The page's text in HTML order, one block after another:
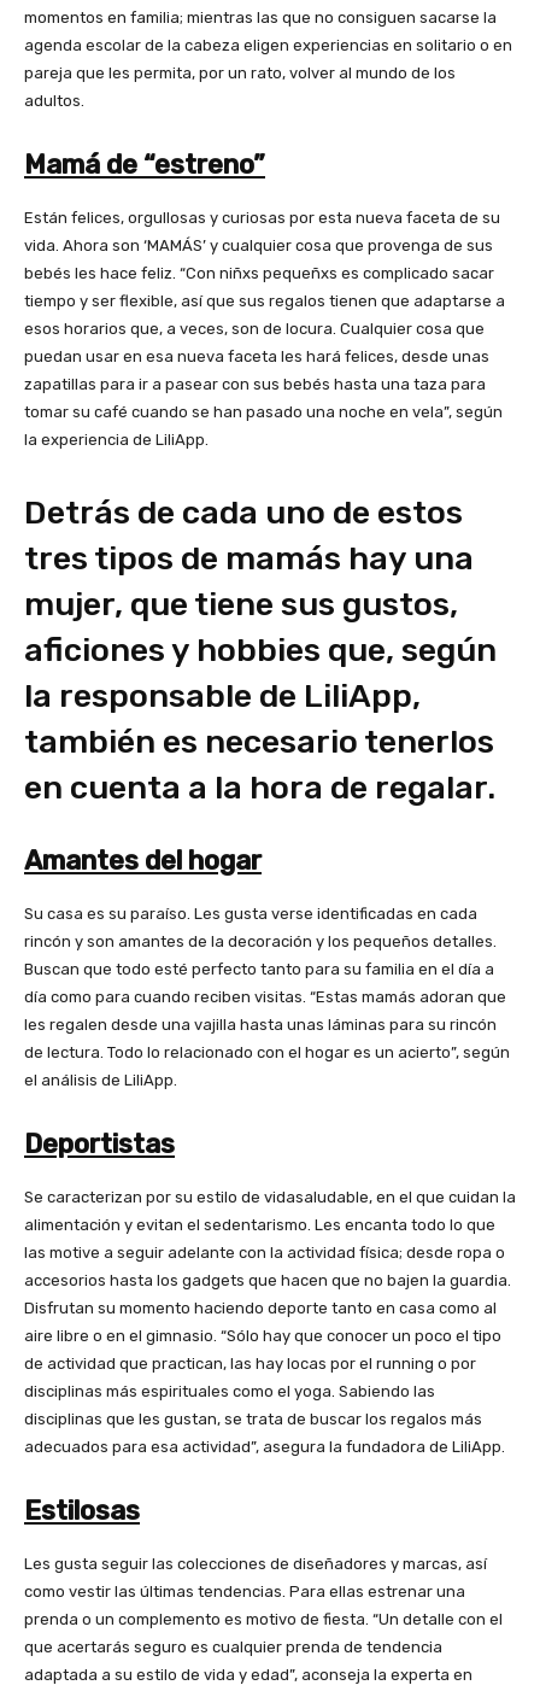
momentos en familia; mientras las que no consiguen sacarse la
agenda escolar de la cabeza eligen experiencias en solitario o en
pareja que les permita, por un rato, volver al mundo de los
adultos.
Mamá de “estreno”
Están felices, orgullosas y curiosas por esta nueva faceta de su
vida. Ahora son ‘MAMÁS’ y cualquier cosa que provenga de sus
bebés les hace feliz. “Con niñxs pequeñxs es complicado sacar
tiempo y ser flexible, así que sus regalos tienen que adaptarse a
esos horarios que, a veces, son de locura. Cualquier cosa que
puedan usar en esa nueva faceta les hará felices, desde unas
zapatillas para ir a pasear con sus bebés hasta una taza para
tomar su café cuando se han pasado una noche en vela”, según
la experiencia de LiliApp.
Detrás de cada uno de estos
tres tipos de mamás hay una
mujer, que tiene sus gustos,
aficiones y hobbies que, según
la responsable de LiliApp,
también es necesario tenerlos
en cuenta a la hora de regalar.
Amantes del hogar
Su casa es su paraíso. Les gusta verse identificadas en cada
rincón y son amantes de la decoración y los pequeños detalles.
Buscan que todo esté perfecto tanto para su familia en el día a
día como para cuando reciben visitas. “Estas mamás adoran que
les regalen desde una vajilla hasta unas láminas para su rincón
de lectura. Todo lo relacionado con el hogar es un acierto”, según
el análisis de LiliApp.
Deportistas
Se caracterizan por su estilo de vidasaludable, en el que cuidan la
alimentación y evitan el sedentarismo. Les encanta todo lo que
las motive a seguir adelante con la actividad física; desde ropa o
accesorios hasta los gadgets que hacen que no bajen la guardia.
Disfrutan su momento haciendo deporte tanto en casa como al
aire libre o en el gimnasio. “Sólo hay que conocer un poco el tipo
de actividad que practican, las hay locas por el running o por
disciplinas más espirituales como el yoga. Sabiendo las
disciplinas que les gustan, se trata de buscar los regalos más
adecuados para esa actividad”, asegura la fundadora de LiliApp.
Estilosas
Les gusta seguir las colecciones de diseñadores y marcas, así
como vestir las últimas tendencias. Para ellas estrenar una
prenda o un complemento es motivo de fiesta. “Un detalle con el
que acertarás seguro es cualquier prenda de tendencia
adaptada a su estilo de vida y edad”, aconseja la experta en